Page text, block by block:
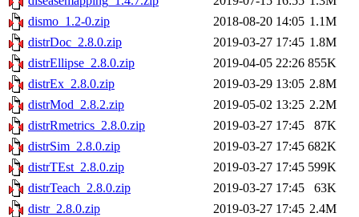
dismo_1.2-0.zip
2018-08-20 14:05 1.1M
distrDoc_2.8.0.zip
2019-03-27 17:45 1.8M
distrEllipse_2.8.0.zip
2019-04-05 22:26 855K
distrEx_2.8.0.zip
2019-03-29 13:05 2.8M
distrMod_2.8.2.zip
2019-05-02 13:25 2.2M
distrRmetrics_2.8.0.zip
2019-03-27 17:45
87K
distrSim_2.8.0.zip
2019-03-27 17:45 682K
distrTEst_2.8.0.zip
2019-03-27 17:45 599K
distrTeach_2.8.0.zip
2019-03-27 17:45
63K
distr_2.8.0.zip
2019-03-27 17:45 2.4M